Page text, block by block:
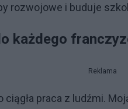
rozwojowe i buduje
każdego
Reklama
ciągła praca z ludźmi.